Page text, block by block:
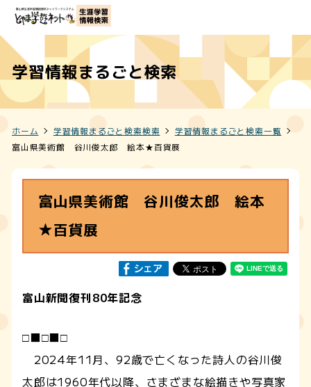
学習情報まるごと検索
ホーム 学習情報まるごと検索検索
学習情報まるごと検索一覧
富山県美術館 谷川俊太郎 絵本★百貨展
富山県美術館 谷川俊太郎 絵本
★百貨展
富山新聞復刊80年記念
□■□■□
2024年11月、92歳で亡くなった詩人の谷川俊
太郎は1960年代以降、さまざまな絵描きや写真家